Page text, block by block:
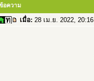
อความ
เมื่อ: 28 เม.ย. 2022, 20:16